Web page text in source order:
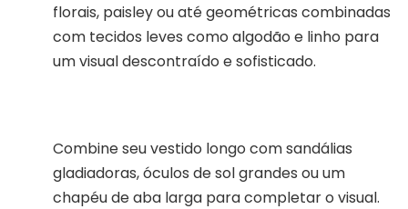
florais, paisley ou até geométricas combinadas
com tecidos leves como algodão e linho para
um visual descontraído e sofisticado.
Combine seu vestido longo com sandálias
gladiadoras, óculos de sol grandes ou um
chapéu de aba larga para completar o visual.